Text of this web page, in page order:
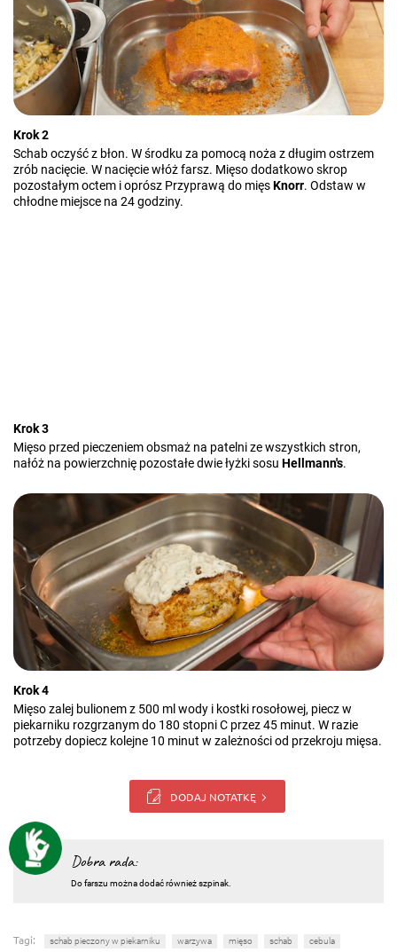
Krok 2
Schab oczyść z błon. W środku za pomocą noża z długim ostrzem
zrób nacięcie. W nacięcie włóż farsz. Mięso dodatkowo skrop
pozostałym octem i oprósz Przyprawą do mięsKnorr. Odstaw w
chłodne miejsce na 24 godziny.
Krok 3
Mięso przed pieczeniem obsmaż na patelni ze wszystkich stron,
nałóż na powierzchnię pozostałe dwie łyżki sosu Hellmann's.
Krok 4
Mięso zalej bulionem z 500 ml wody i kostki rosołowej, piecz w
piekarniku rozgrzanym do 180 stopni C przez 45 minut. W razie
potrzeby dopiecz kolejne 10 minut w zależności od przekroju mięsa.
DODAJ NOTATKĘ
Dobra rada:
Do farszu można dodać również szpinak.
Tagi: schab pieczony w piekarniku warzywa mięso schab cebula